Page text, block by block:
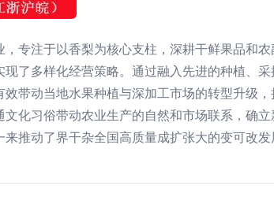
专注于以香梨为核心支柱，深耕干鲜果品和
了多样化经营策略。通过融入先进的种植、
带动当地水果种植与深加工市场的转型升级
化习俗带动农业生产的自然和市场联系，确
推动了界干杂全国高质量成扩张大的变可改